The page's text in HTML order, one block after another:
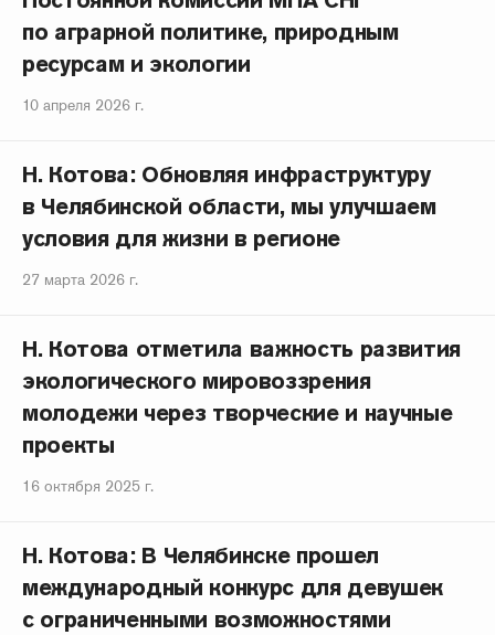
по аграрной политике, природным
ресурсам и экологии
10 апреля 2026 г.
Н. Котова: Обновляя инфраструктуру
в Челябинской области, мы улучшаем
условия для жизни в регионе
27 марта 2026 г.
Н. Котова отметила важность развития
экологического мировоззрения
молодежи через творческие и научные
проекты
16 октября 2025 г.
Н. Котова: В Челябинске прошел
международный конкурс для девушек
с ограниченными возможностями